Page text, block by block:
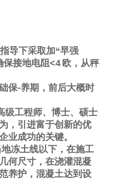
导下采取加“早强
保接地电阻<4 欧，从秤
保-养期，前后大概时
级工程师、博士、硕士
，引进富于创新的优
业成功的关键。
冻土线以下，在施工
何尺寸，在浇灌混凝
养护，混凝土达到设